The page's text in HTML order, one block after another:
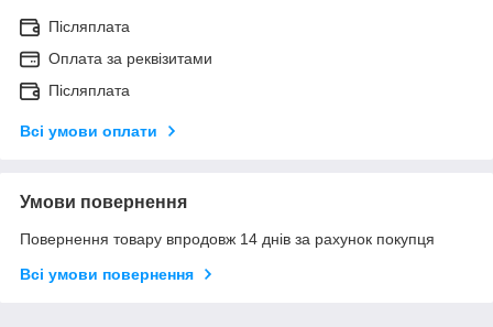
Післяплата
Оплата за реквізитами
Післяплата
Всі умови оплати
Умови повернення
Повернення товару впродовж 14 днів за рахунок покупця
Всі умови повернення